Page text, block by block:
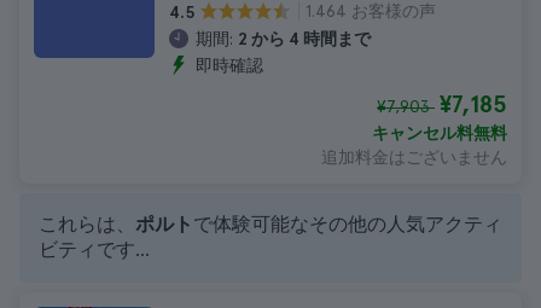
4.5
1.464 お客様の声
期間: 2 から 4 時間まで
即時確認
¥7,903 ¥7,185
キャンセル料無料
追加料金はございません
これらは、 ポルト で体験可能なその他の人気アクティ
ビティです...